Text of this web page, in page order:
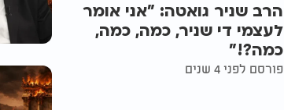
הרב שניר גואטה: "אני אומר
לעצמי די שניר, כמה, כמה,
כמה?!"
פורסם לפני 4 שנים